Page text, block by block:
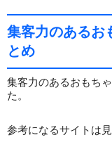
集客力のあるお
とめ
集客力のあるおもち
た。
参考になるサイトは